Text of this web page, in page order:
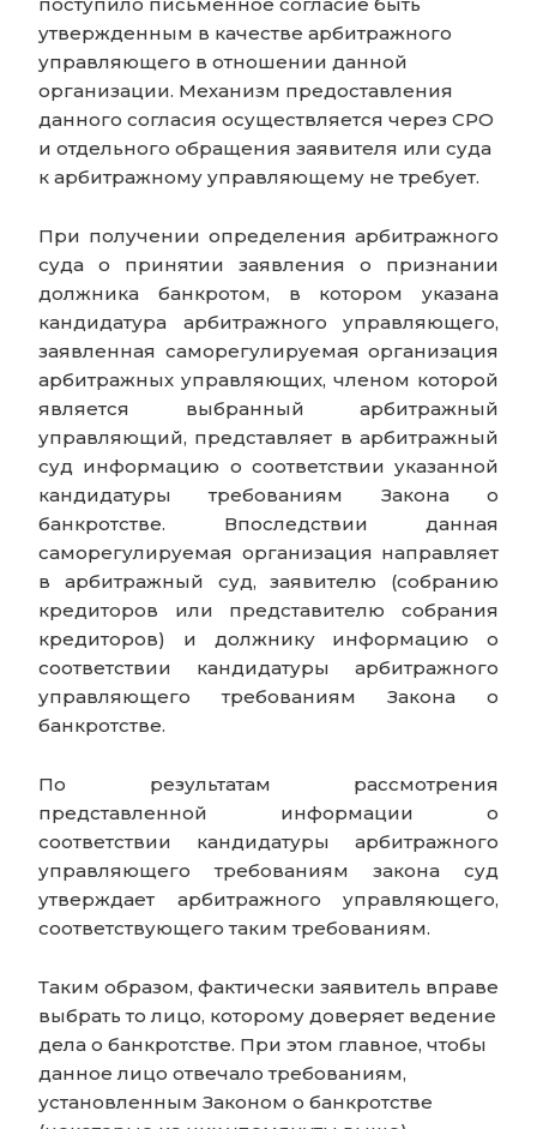
поступило письменное согласие быть
утвержденным в качестве арбитражного
управляющего в отношении данной
организации. Механизм предоставления
данного согласия осуществляется через СРО
и отдельного обращения заявителя или суда
к арбитражному управляющему не требует.
При получении определения арбитражного
суда о принятии заявления о признании
должника банкротом, в котором указана
кандидатура арбитражного управляющего,
заявленная саморегулируемая организация
арбитражных управляющих, членом которой
является выбранный арбитражный
управляющий, представляет в арбитражный
суд информацию о соответствии указанной
кандидатуры требованиям Закона о
банкротстве. Впоследствии данная
саморегулируемая организация направляет
в арбитражный суд, заявителю (собранию
кредиторов или представителю собрания
кредиторов) и должнику информацию о
соответствии кандидатуры арбитражного
управляющего требованиям Закона о
банкротстве.
По результатам рассмотрения
представленной информации о
соответствии кандидатуры арбитражного
управляющего требованиям закона суд
утверждает арбитражного управляющего,
соответствующего таким требованиям.
Таким образом, фактически заявитель вправе
выбрать то лицо, которому доверяет ведение
дела о банкротстве. При этом главное, чтобы
данное лицо отвечало требованиям,
установленным Законом о банкротстве